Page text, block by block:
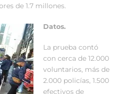
de 1.7 millones.
Datos.
La prueba contó
con cerca de 12.000
voluntarios, más de
2.000 policías, 1.500
efectivos de